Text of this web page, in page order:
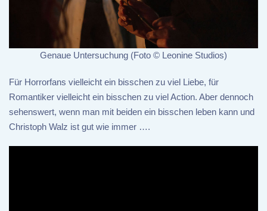
Genaue Untersuchung (Foto © Leonine Studios)
Für Horrorfans vielleicht ein bisschen zu viel Liebe, für
Romantiker vielleicht ein bisschen zu viel Action. Aber dennoch
sehenswert, wenn man mit beiden ein bisschen leben kann und
Christoph Walz ist gut wie immer ….